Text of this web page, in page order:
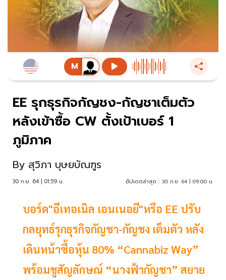
EE รุกธุรกิจกัญชง-กัญชาเต็มตัว
หลังเข้าซื้อ CW ตั้งเป้าเบอร์ 1
ภูมิภาค
By สุวิภา บุษยบัณฑูร
30 ก.ย. 64 | 01:59 น. อัปเดตล่าสุด : 30 ก.ย. 64 | 09:00 น.
บอร์ด"อีเทอเนิล เอนเนอยี"หรือ EE ปรับ
กลยุทธ์รุกธุรกิจกัญชา-กัญชง เต็มตัว หลัง
เดินหน้าซื้อหุ้น 80% “Cannabiz Way”
พร้อมชูสัญลักษณ์ “นางฟ้ากัญชา” สยาย